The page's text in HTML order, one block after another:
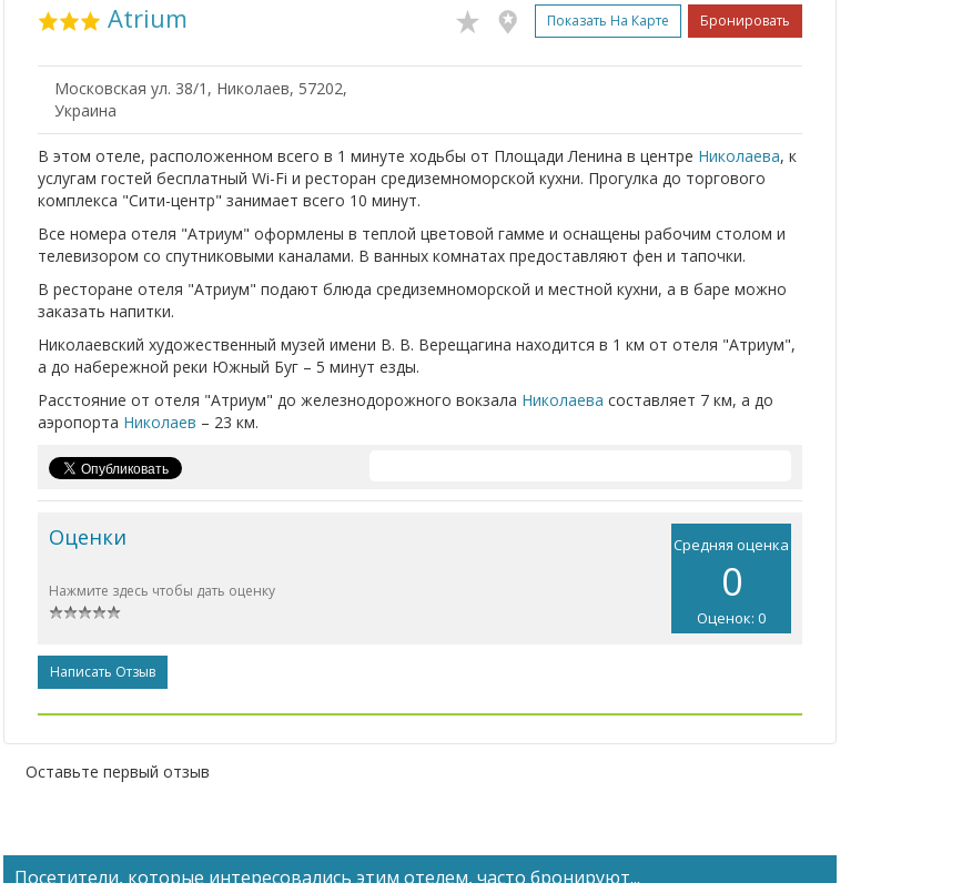
Atrium Показать На Карте Бронировать
Московская ул. 38/1, Николаев, 57202,
Украина
В этом отеле, расположенном всего в 1 минуте ходьбы от Площади Ленина в центре Николаева, к
услугам гостей бесплатный Wi-Fi и ресторан средиземноморской кухни. Прогулка до торгового
комплекса "Сити-центр" занимает всего 10 минут.
Все номера отеля "Атриум" оформлены в теплой цветовой гамме и оснащены рабочим столом и
телевизором со спутниковыми каналами. В ванных комнатах предоставляют фен и тапочки.
В ресторане отеля "Атриум" подают блюда средиземноморской и местной кухни, а в баре можно
заказать напитки.
Николаевский художественный музей имени В. В. Верещагина находится в 1 км от отеля "Атриум",
а до набережной реки Южный Буг – 5 минут езды.
Расстояние от отеля "Атриум" до железнодорожного вокзала Николаева составляет 7 км, а до
аэропорта Николаев – 23 км.
Средняя оценка
0
Оценок: 0
Оценки
Нажмите здесь чтобы дать оценку
Написать Отзыв
Оставьте первый отзыв
Посетители, которые интересовались этим отелем, часто бронируют...